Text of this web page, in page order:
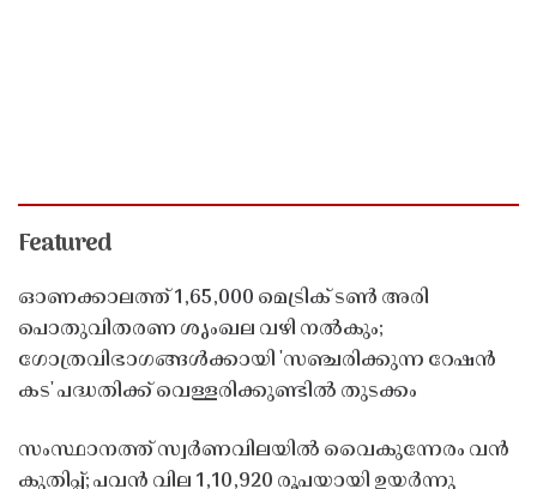
Featured
ഓണക്കാലത്ത് 1,65,000 മെട്രിക് ടൺ അരി
പൊതുവിതരണ ശൃംഖല വഴി നൽകും;
ഗോത്രവിഭാഗങ്ങൾക്കായി 'സഞ്ചരിക്കുന്ന റേഷൻ
കട' പദ്ധതിക്ക് വെള്ളരിക്കുണ്ടിൽ തുടക്കം
സംസ്ഥാനത്ത് സ്വർണവിലയിൽ വൈകുന്നേരം വൻ
കുതിപ്പ്; പവൻ വില 1,10,920 രൂപയായി ഉയർന്നു